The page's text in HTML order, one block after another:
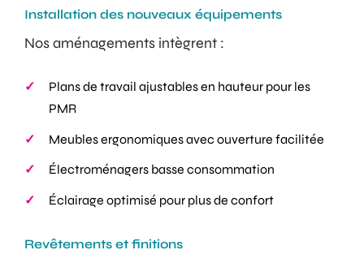
Installation des nouveaux équipements
Nos aménagements intègrent :
Plans de travail ajustables en hauteur pour les
PMR
Meubles ergonomiques avec ouverture facilitée
Électroménagers basse consommation
Éclairage optimisé pour plus de confort
Revêtements et finitions